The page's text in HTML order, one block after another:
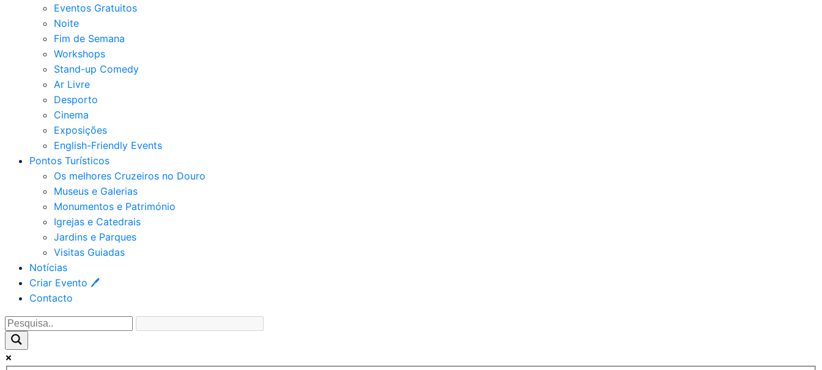
Eventos Gratuitos
Noite
Fim de Semana
Workshops
Stand-up Comedy
Ar Livre
Desporto
Cinema
Exposições
English-Friendly Events
Pontos Turísticos
Os melhores Cruzeiros no Douro​
Museus e Galerias
Monumentos e Património
Igrejas e Catedrais
Jardins e Parques
Visitas Guiadas
Notícias
Criar Evento 🖊
Contacto